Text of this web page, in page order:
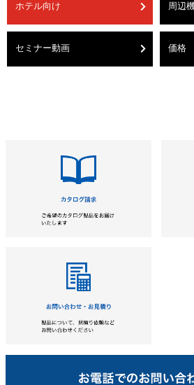
ホテル向け 周辺
セミナー動画 価格